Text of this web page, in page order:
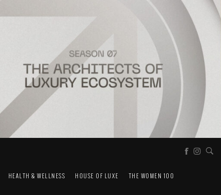
HEALTH & WELLNESS HOUSE OF LUXE THE WOMEN 100